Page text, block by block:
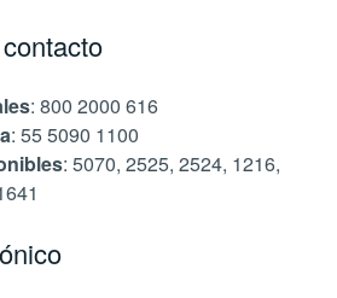
: 800 2000 616
: 55 5090 1100
: 5070, 2525, 2524, 1216,